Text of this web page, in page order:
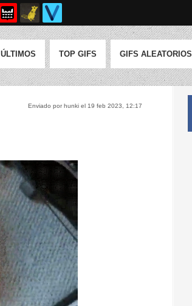
ÚLTIMOS TOP GIFS GIFS ALEATORIOS
Enviado por hunki el 19 feb 2023, 12:17